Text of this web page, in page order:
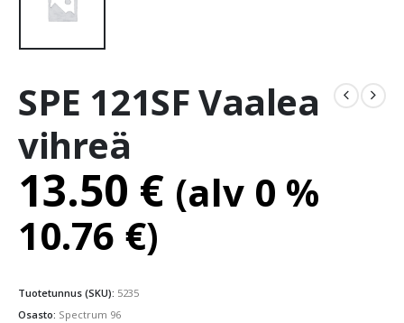
SPE 121SF Vaalea
vihreä
13.50 € (alv 0 %
10.76 €)
Tuotetunnus (SKU): 5235
Osasto: Spectrum 96